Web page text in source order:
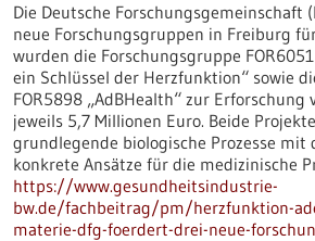
Die Deutsche Forschungsgemeinschaft
neue Forschungsgruppen in Freiburg
wurden die Forschungsgruppe
ein Schlüssel der Herzfunktion“ sowie
FOR5898 „AdBHealth“ zur Erforschung
jeweils 5,7 Millionen Euro. Beide
grundlegende biologische Prozesse mit
konkrete Ansätze für die medizinische
https://www.gesundheitsindustrie-
bw.de/fachbeitrag/pm/herzfunktion-
materie-dfg-foerdert-drei-neue-